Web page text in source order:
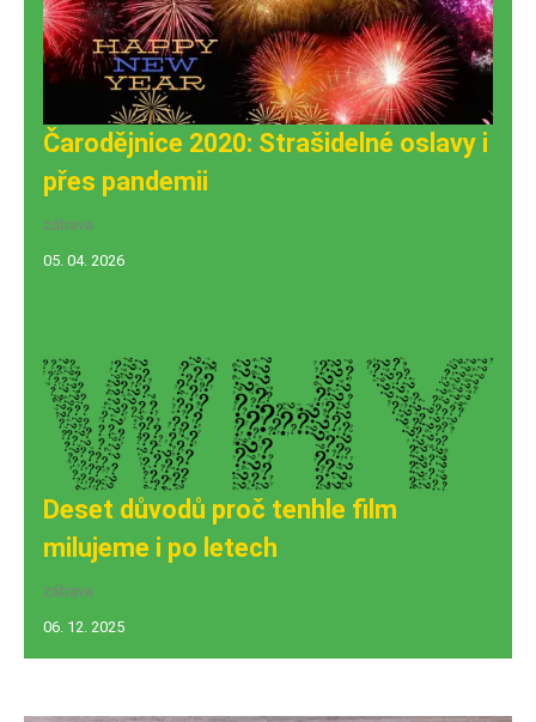
Čarodějnice 2020: Strašidelné oslavy i
přes pandemii
zábava
05. 04. 2026
Deset důvodů proč tenhle film
milujeme i po letech
zábava
06. 12. 2025